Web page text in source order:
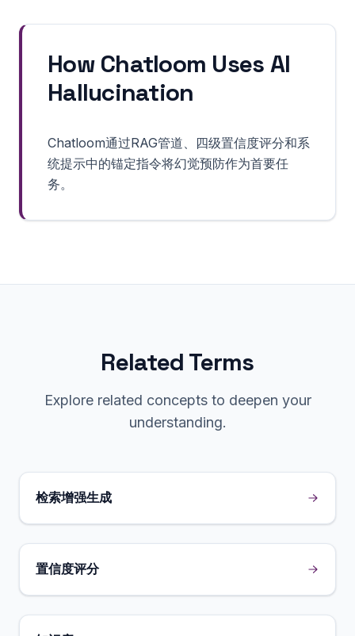
How Chatloom Uses AI
Hallucination
Chatloom通过RAG管道、四级置信度评分和系
统提示中的锚定指令将幻觉预防作为首要任
务。
Related Terms
Explore related concepts to deepen your
understanding.
检索增强生成
置信度评分